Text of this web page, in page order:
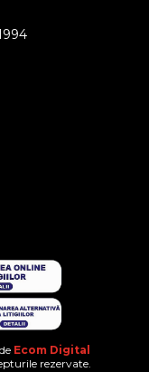
Ecom Digital
rezervate.